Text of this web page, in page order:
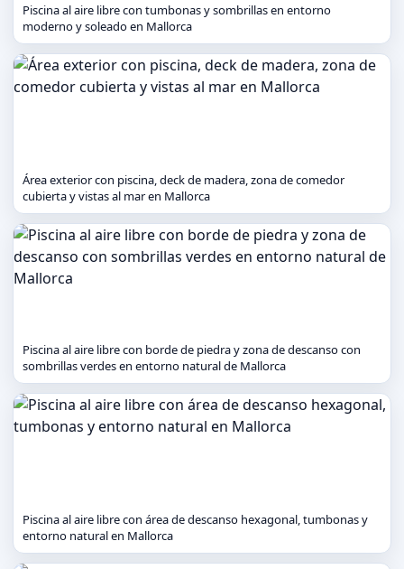
Piscina al aire libre con tumbonas y sombrillas en entorno
moderno y soleado en Mallorca
Área exterior con piscina, deck de madera, zona de comedor
cubierta y vistas al mar en Mallorca
Piscina al aire libre con borde de piedra y zona de descanso con
sombrillas verdes en entorno natural de Mallorca
Piscina al aire libre con área de descanso hexagonal, tumbonas y
entorno natural en Mallorca